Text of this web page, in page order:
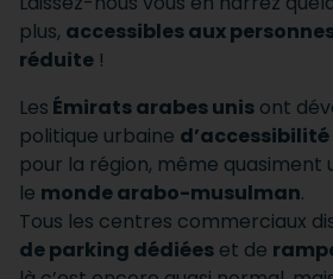
plus, accessibles aux
réduite !
Les Émirats arabes unis ont
politique urbaine d’accessibilité
pour la région, même quasiment
le monde arabo-musulman.
Tous les centres commerciaux
de parking dédiées et de